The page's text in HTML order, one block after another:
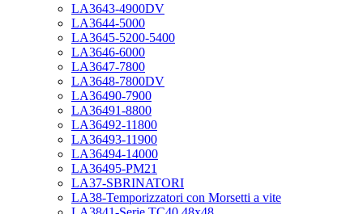
LA3643-4900DV
LA3644-5000
LA3645-5200-5400
LA3646-6000
LA3647-7800
LA3648-7800DV
LA36490-7900
LA36491-8800
LA36492-11800
LA36493-11900
LA36494-14000
LA36495-PM21
LA37-SBRINATORI
LA38-Temporizzatori con Morsetti a vite